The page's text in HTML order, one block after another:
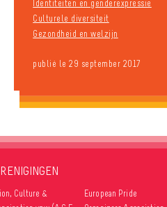
Identiteiten en genderexpressie
Culturele diversiteit
Gezondheid en welzijn
publié le 29 september 2017
Culture &
European Pride